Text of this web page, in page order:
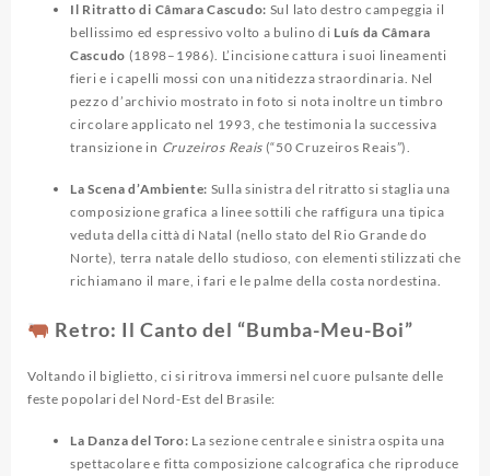
Il Ritratto di Câmara Cascudo: Sul lato destro campeggia il
bellissimo ed espressivo volto a bulino di Luís da Câmara
Cascudo (1898–1986). L’incisione cattura i suoi lineamenti
fieri e i capelli mossi con una nitidezza straordinaria. Nel
pezzo d’archivio mostrato in foto si nota inoltre un timbro
circolare applicato nel 1993, che testimonia la successiva
transizione in Cruzeiros Reais (“50 Cruzeiros Reais”).
La Scena d’Ambiente: Sulla sinistra del ritratto si staglia una
composizione grafica a linee sottili che raffigura una tipica
veduta della città di Natal (nello stato del Rio Grande do
Norte), terra natale dello studioso, con elementi stilizzati che
richiamano il mare, i fari e le palme della costa nordestina.
Retro: Il Canto del “Bumba-Meu-Boi”
Voltando il biglietto, ci si ritrova immersi nel cuore pulsante delle
feste popolari del Nord-Est del Brasile:
La Danza del Toro: La sezione centrale e sinistra ospita una
spettacolare e fitta composizione calcografica che riproduce